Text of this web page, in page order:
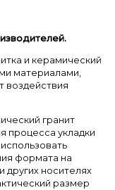
и керамический
материалами,
воздействия
гранит
процесса укладки
формата на
других носителях
размер